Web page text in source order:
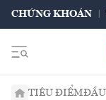
CHỨNG KHOÁN
TIÊU ĐIỂM